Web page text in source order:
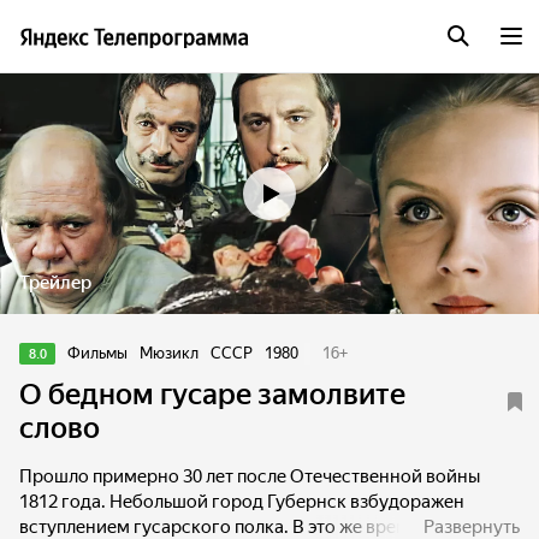
Трейлер
8.0 Фильмы Мюзикл СССР 1980 16+
О бедном гусаре замолвите
слово
Прошло примерно 30 лет после Отечественной войны
1812 года. Небольшой город Губернск взбудоражен
вступлением гусарского полка. В это же время в город
Развернуть